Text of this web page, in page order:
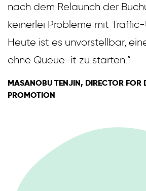
nach dem Relaunch der
keinerlei Probleme mit
Heute ist es unvorstellbar,
ohne Queue-it zu starten.”
MASANOBU TENJIN, DIRECTOR FOR
PROMOTION